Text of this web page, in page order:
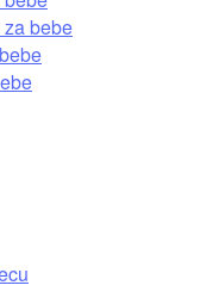
bebe